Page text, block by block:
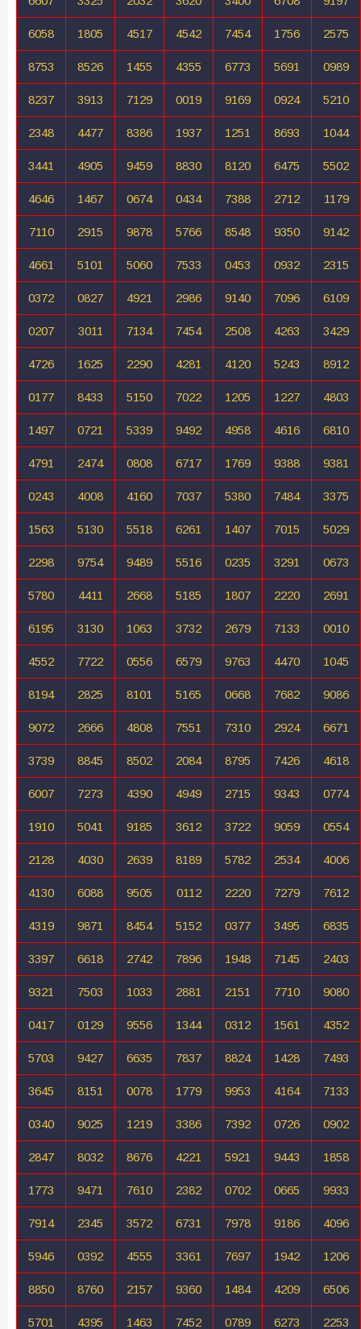
6058 1805 4517 4542 7454 1756 2575
8753 8526 1455 4355 6773 5691 0989
8237 3913 7129 0019 9169 0924 5210
2348 4477 8386 1937 1251 8693 1044
3441 4905 9459 8830 8120 6475 5502
4646 1467 0674 0434 7388 2712 1179
7110 2915 9878 5766 8548 9350 9142
4661 5101 5060 7533 0453 0932 2315
0372 0827 4921 2986 9140 7096 6109
0207 3011 7134 7454 2508 4263 3429
4726 1625 2290 4281 4120 5243 8912
0177 8433 5150 7022 1205 1227 4803
1497 0721 5339 9492 4958 4616 6810
4791 2474 0808 6717 1769 9388 9381
0243 4008 4160 7037 5380 7484 3375
1563 5130 5518 6261 1407 7015 5029
2298 9754 9489 5516 0235 3291 0673
5780 4411 2668 5185 1807 2220 2691
6195 3130 1063 3732 2679 7133 0010
4552 7722 0556 6579 9763 4470 1045
8194 2825 8101 5165 0668 7682 9086
9072 2666 4808 7551 7310 2924 6671
3739 8845 8502 2084 8795 7426 4618
6007 7273 4390 4949 2715 9343 0774
1910 5041 9185 3612 3722 9059 0554
2128 4030 2639 8189 5782 2534 4006
4130 6088 9505 0112 2220 7279 7612
4319 9871 8454 5152 0377 3495 6835
3397 6618 2742 7896 1948 7145 2403
9321 7503 1033 2881 2151 7710 9080
0417 0129 9556 1344 0312 1561 4352
5703 9427 6635 7837 8824 1428 7493
3645 8151 0078 1779 9953 4164 7133
0340 9025 1219 3386 7392 0726 0902
2847 8032 8676 4221 5921 9443 1858
1773 9471 7610 2382 0702 0665 9933
7914 2345 3572 6731 7978 9186 4096
5946 0392 4555 3361 7697 1942 1206
8850 8760 2157 9360 1484 4209 6506
5701 4395 1463 7452 0789 6273 2253